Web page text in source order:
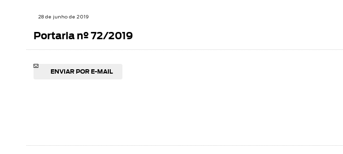
28 de junho de 2019
Portaria nº 72/2019
ENVIAR POR E-MAIL